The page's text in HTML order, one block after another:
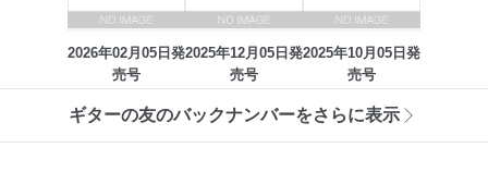
2026年02月05日発
売号
2025年12月05日発
売号
2025年10月05日発
売号
ギターの友のバックナンバーをさらに表示